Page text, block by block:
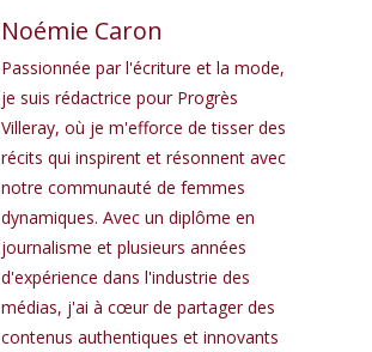
Noémie Caron
Passionnée par l'écriture et la mode,
je suis rédactrice pour Progrès
Villeray, où je m'efforce de tisser des
récits qui inspirent et résonnent avec
notre communauté de femmes
dynamiques. Avec un diplôme en
journalisme et plusieurs années
d'expérience dans l'industrie des
médias, j'ai à cœur de partager des
contenus authentiques et innovants